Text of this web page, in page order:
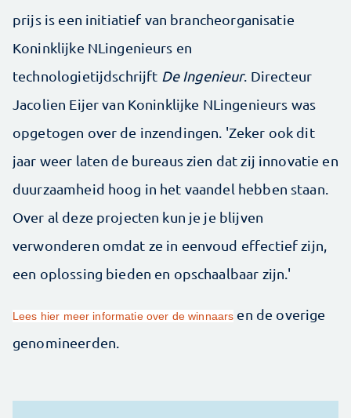
prijs is een initiatief van brancheorganisatie
Koninklijke NLingenieurs en
technologietijdschrijft De Ingenieur. Directeur
Jacolien Eijer van Koninklijke NLingenieurs was
opgetogen over de inzendingen. 'Zeker ook dit
jaar weer laten de bureaus zien dat zij innovatie en
duurzaamheid hoog in het vaandel hebben staan.
Over al deze projecten kun je je blijven
verwonderen omdat ze in eenvoud effectief zijn,
een oplossing bieden en opschaalbaar zijn.'
Lees hier meer informatie over de winnaars en de overige
genomineerden.